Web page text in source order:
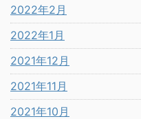
2022年2月
2022年1月
2021年12月
2021年11月
2021年10月